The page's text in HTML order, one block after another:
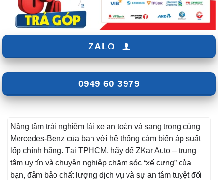
ZALO
0949 60 3979
Nâng tầm trải nghiệm lái xe an toàn và sang trọng cùng
Mercedes-Benz của bạn với hệ thống cảm biến áp suất
lốp chính hãng. Tại TPHCM, hãy để ZKar Auto – trung
tâm uy tín và chuyên nghiệp chăm sóc “xế cưng” của
bạn, đảm bảo chất lượng dịch vụ và sự an tâm tuyệt đối